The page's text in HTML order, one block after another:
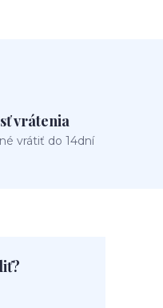
vrátenia
vrátiť do 14dní